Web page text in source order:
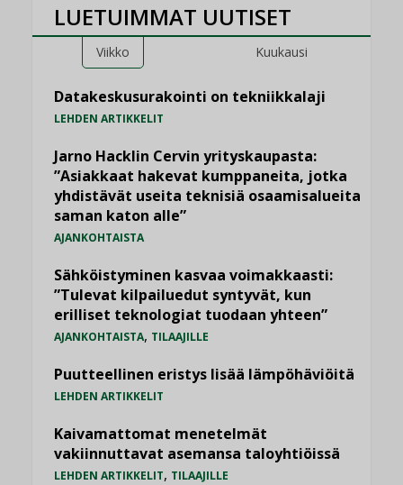
LUETUIMMAT UUTISET
Viikko Kuukausi
Datakeskusurakointi on tekniikkalaji
LEHDEN ARTIKKELIT
Jarno Hacklin Cervin yrityskaupasta:
”Asiakkaat hakevat kumppaneita, jotka
yhdistävät useita teknisiä osaamisalueita
saman katon alle”
AJANKOHTAISTA
Sähköistyminen kasvaa voimakkaasti:
”Tulevat kilpailuedut syntyvät, kun
erilliset teknologiat tuodaan yhteen”
AJANKOHTAISTA, TILAAJILLE
Puutteellinen eristys lisää lämpöhäviöitä
LEHDEN ARTIKKELIT
Kaivamattomat menetelmät
vakiinnuttavat asemansa taloyhtiöissä
LEHDEN ARTIKKELIT, TILAAJILLE